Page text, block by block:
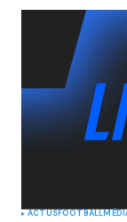
ACTUSFOOTBALL